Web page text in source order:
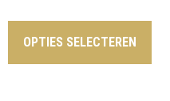
OPTIES SELECTEREN